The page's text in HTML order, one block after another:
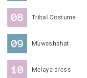
Tribal Costume
Muwashahat
Melaya dress